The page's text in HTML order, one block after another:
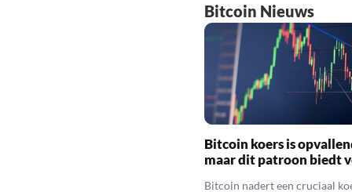
Bitcoin Nieuws
Bitcoin koers is
maar dit patroon biedt
Bitcoin nadert een cruciaal